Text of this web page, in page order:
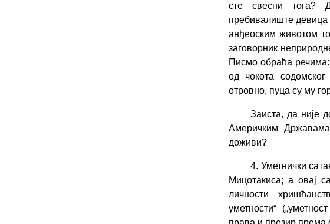
сте свесни тога?
пребивалиште девица
анђеоским животом
заговорник
Писмо обраћа
од чокота
отровно, пуца су му
Заиста, да није
Америчким
доживи?
4. Уметнички
Мицотакиса; а овај
личности
уметности“